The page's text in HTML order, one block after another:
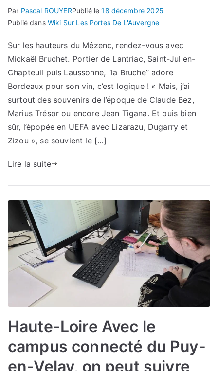
Par Pascal ROUYERPublié le18 décembre 2025
Publié dans Wiki Sur Les Portes De L'Auvergne
Sur les hauteurs du Mézenc, rendez-vous avec
Mickaël Bruchet. Portier de Lantriac, Saint-Julien-
Chapteuil puis Laussonne, “la Bruche” adore
Bordeaux pour son vin, c’est logique ! « Mais, j’ai
surtout des souvenirs de l’époque de Claude Bez,
Marius Trésor ou encore Jean Tigana. Et puis bien
sûr, l’épopée en UEFA avec Lizarazu, Dugarry et
Zizou », se souvient le […]
Lire la suite
Haute-Loire Avec le
campus connecté du Puy-
en-Velay, on peut suivre